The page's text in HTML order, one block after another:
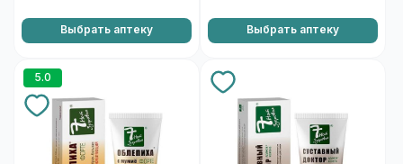
Выбрать аптеку Выбрать аптеку
5.0